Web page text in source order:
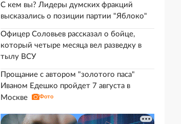
С кем вы? Лидеры думских фракций
высказались о позиции партии "Яблоко"
Офицер Соловьев рассказал о бойце,
который четыре месяца вел разведку в
тылу ВСУ
Прощание с автором "золотого паса"
Иваном Едешко пройдет 7 августа в
Москве
Фото